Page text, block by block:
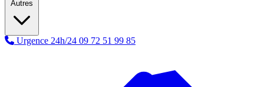
Autres
Urgence 24h/24 09 72 51 99 85